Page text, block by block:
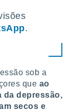
.
sob a
que ao
da depressão,
secos e